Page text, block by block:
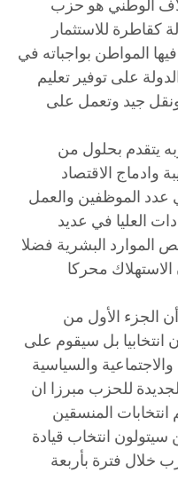
الوطني هو حزب
كقاطرة للاستثمار
المواطن بواجباته في
على توفير تعليم
جيد وتعمل على
يتقدم بحلول من
وادماج الاقتصاد
عدد الموظفين والعمل
العليا في عديد
الموارد البشرية فضلا
محركا
الجزء الأول من
انتخابيا بل سيقوم على
والسياسية
للحزب مبرزا ان
المنسقين
سيتولون انتخاب قيادة
خلال فترة بأربعة